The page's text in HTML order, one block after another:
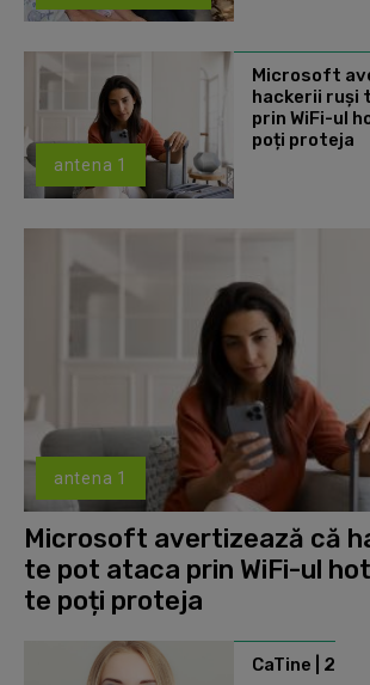
antena 1
Microsoft
hackerii ruși
prin WiFi-ul
poți proteja
antena 1
Microsoft avertizează că
te pot ataca prin WiFi-ul
te poți proteja
CaTine | 2